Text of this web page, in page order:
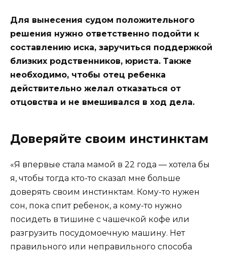
Для вынесения судом положительного
решения нужно ответственно подойти к
составлению иска, заручиться поддержкой
близких родственников, юриста. Также
необходимо, чтобы отец ребенка
действительно желал отказаться от
отцовства и не вмешивался в ход дела.
Доверяйте своим инстинктам
«Я впервые стала мамой в 22 года — хотела бы
я, чтобы тогда кто-то сказал мне больше
доверять своим инстинктам. Кому-то нужен
сон, пока спит ребенок, а кому-то нужно
посидеть в тишине с чашечкой кофе или
разгрузить посудомоечную машину. Нет
правильного или неправильного способа